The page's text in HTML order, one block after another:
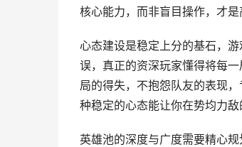
核心能力，而非盲目操作，才是
心态建设是稳定上分的基石，
误，真正的资深玩家懂得将每
局的得失，不抱怨队友的表现
种稳定的心态能让你在势均力
英雄池的深度与广度需要精心